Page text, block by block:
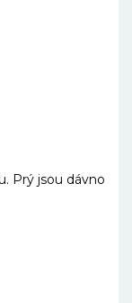
Prý jsou dávno